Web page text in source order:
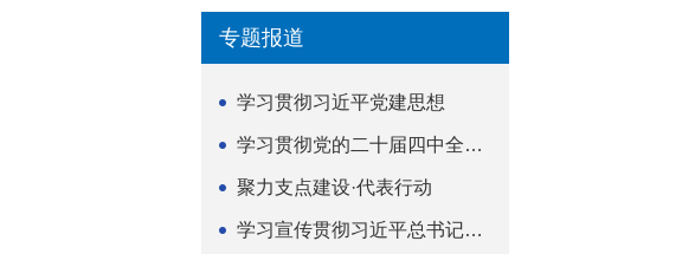
专题报道
学习贯彻习近平党建思想
学习贯彻党的二十届四中全会精神
聚力支点建设·代表行动
学习宣传贯彻习近平总书记关于坚持